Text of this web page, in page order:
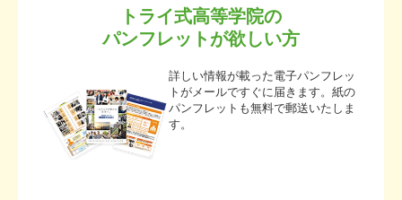
トライ式高等学院の
パンフレットが欲しい方
詳しい情報が載った電子パンフレッ
トがメールですぐに届きます。紙の
パンフレットも無料で郵送いたしま
す。